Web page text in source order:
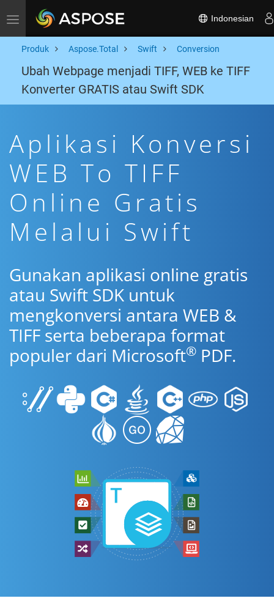
Toggle navigation Indonesian
Produk Aspose.Total Swift Conversion
Ubah Webpage menjadi TIFF, WEB ke TIFF
Konverter GRATIS atau Swift SDK
Aplikasi Konversi
WEB To TIFF
Online Gratis
Melalui Swift
Gunakan aplikasi online gratis
atau Swift SDK untuk
mengkonversi antara WEB &
TIFF serta beberapa format
populer dari Microsoft® PDF.